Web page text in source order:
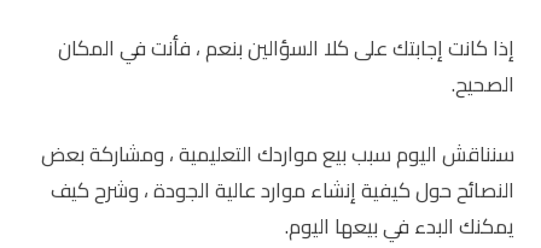
إذا كانت إجابتك على كلا السؤالين بنعم ، فأنت في المكان
الصحيح.
سنناقش اليوم سبب بيع مواردك التعليمية ، ومشاركة بعض
النصائح حول كيفية إنشاء موارد عالية الجودة ، وشرح كيف
يمكنك البدء في بيعها اليوم.